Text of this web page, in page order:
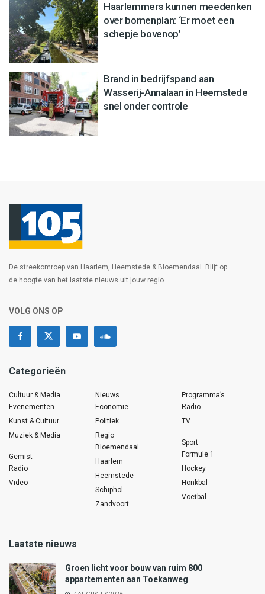
Haarlemmers kunnen meedenken
over bomenplan: ‘Er moet een
schepje bovenop’
Brand in bedrijfspand aan
Wasserij-Annalaan in Heemstede
snel onder controle
De streekomroep van Haarlem, Heemstede & Bloemendaal. Blijf op
de hoogte van het laatste nieuws uit jouw regio.
VOLG ONS OP
Categorieën
Cultuur & Media
Evenementen
Kunst & Cultuur
Muziek & Media
Gemist
Radio
Video
Nieuws
Economie
Politiek
Regio
Bloemendaal
Haarlem
Heemstede
Schiphol
Zandvoort
Programma’s
Radio
TV
Sport
Formule 1
Hockey
Honkbal
Voetbal
Laatste nieuws
Groen licht voor bouw van ruim 800
appartementen aan Toekanweg